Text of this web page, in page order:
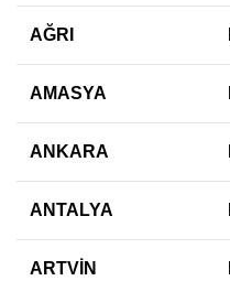
AĞRI
AMASYA
ANKARA
ANTALYA
ARTVİN